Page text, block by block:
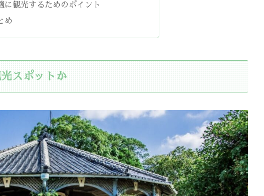
に観光するためのポイント
め
スポットか